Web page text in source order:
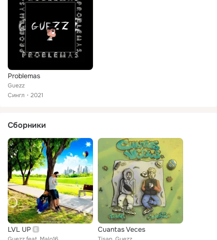
Problemas
Guezz
Сингл
2021
Сборники
LVL UP Cuantas Veces